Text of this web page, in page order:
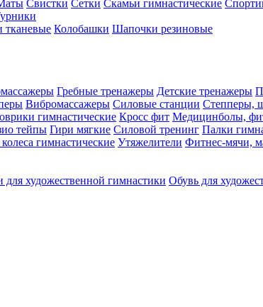
Свистки Сетки Скамьи гимнастические
Колобашки Шапочки резиновые
Гребные тренажеры Детские тренажеры
Вибромассажеры Силовые станции Степперы,
гимнастические Кросс фит Медицинболы,
тейпы Гири мягкие Силовой тренинг Палки
гимнастические Утяжелители Фитнес-мячи,
для художественной гимнастики Обувь для